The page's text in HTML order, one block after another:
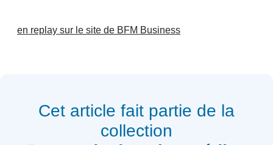
en replay sur le site de BFM Business
Cet article fait partie de la
collection